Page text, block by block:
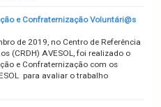
e Confraternização Voluntári@s
de 2019, no Centro de Referência
(CRDH) AVESOL, foi realizado o
e Confraternização com os
para avaliar o trabalho